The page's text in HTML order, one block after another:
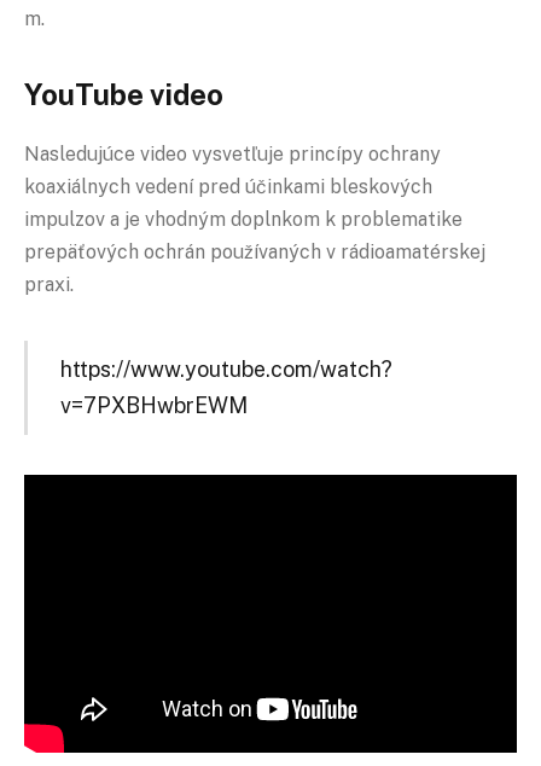
m.
YouTube video
Nasledujúce video vysvetľuje princípy ochrany
koaxiálnych vedení pred účinkami bleskových
impulzov a je vhodným doplnkom k problematike
prepäťových ochrán používaných v rádioamatérskej
praxi.
https://www.youtube.com/watch?
v=7PXBHwbrEWM